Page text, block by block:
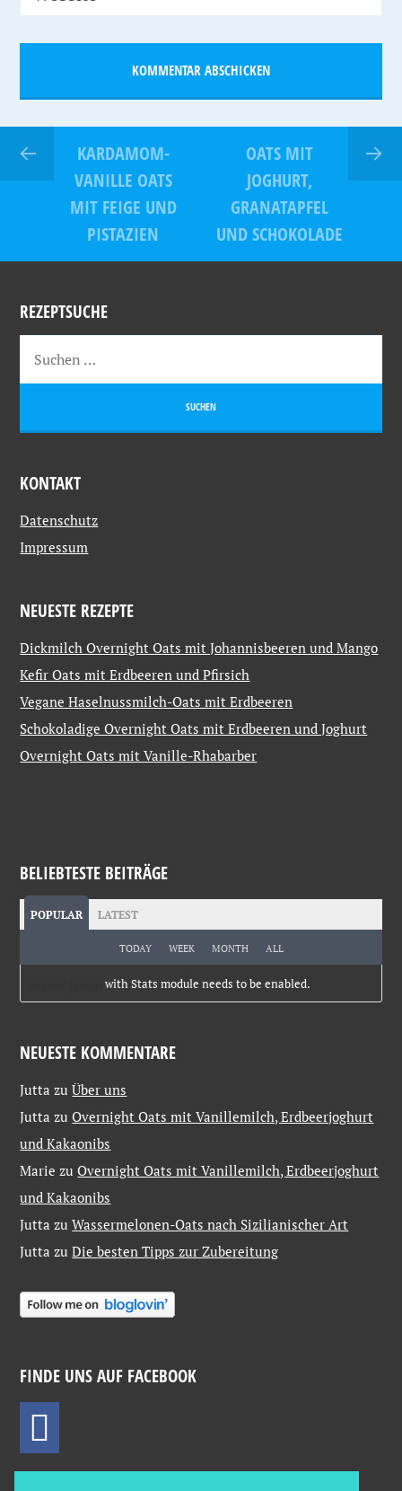
KARDAMOM-
VANILLE OATS
MIT FEIGE UND
PISTAZIEN
OATS MIT
JOGHURT,
GRANATAPFEL
UND SCHOKOLADE
REZEPTSUCHE
KONTAKT
Datenschutz
Impressum
NEUESTE REZEPTE
Dickmilch Overnight Oats mit Johannisbeeren und Mango
Kefir Oats mit Erdbeeren und Pfirsich
Vegane Haselnussmilch-Oats mit Erdbeeren
Schokoladige Overnight Oats mit Erdbeeren und Joghurt
Overnight Oats mit Vanille-Rhabarber
BELIEBTESTE BEITRÄGE
POPULAR LATEST
TODAY WEEK MONTH ALL
with Stats module needs to be enabled.
NEUESTE KOMMENTARE
Jutta zuÜber uns
Jutta zuOvernight Oats mit Vanillemilch, Erdbeerjoghurt
und Kakaonibs
Marie zuOvernight Oats mit Vanillemilch, Erdbeerjoghurt
und Kakaonibs
Jutta zuWassermelonen-Oats nach Sizilianischer Art
Jutta zuDie besten Tipps zur Zubereitung
FINDE UNS AUF FACEBOOK